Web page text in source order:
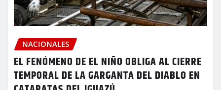
NACIONALES
EL FENÓMENO DE EL NIÑO OBLIGA AL CIERRE
TEMPORAL DE LA GARGANTA DEL DIABLO EN